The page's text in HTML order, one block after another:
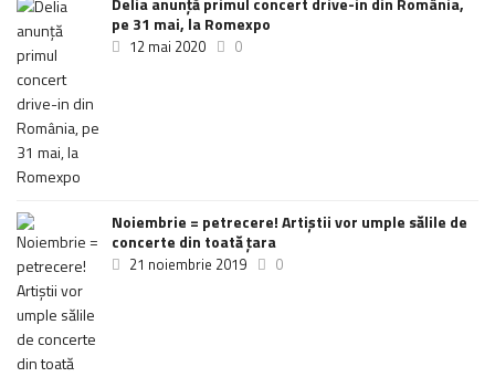
pe 31 mai, la Romexpo
12 mai 2020 0
Noiembrie = petrecere! Artiștii vor umple sălile de
concerte din toată țara
21 noiembrie 2019 0